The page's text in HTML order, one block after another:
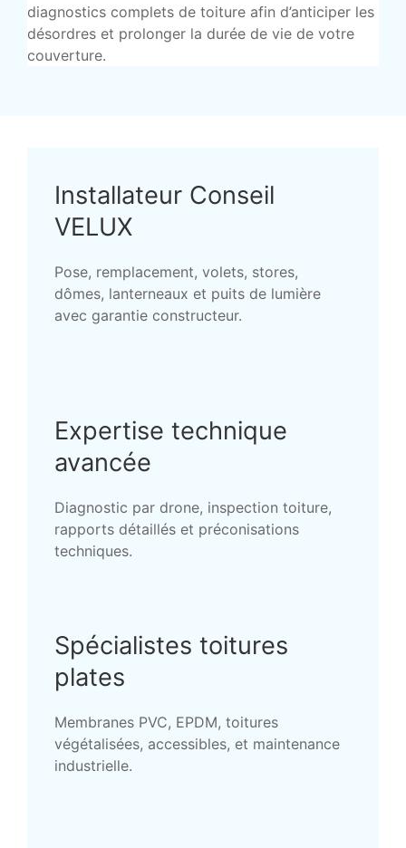
diagnostics complets de toiture afin d’anticiper les
désordres et prolonger la durée de vie de votre
couverture.
Installateur Conseil
VELUX
Pose, remplacement, volets, stores,
dômes, lanterneaux et puits de lumière
avec garantie constructeur.
Expertise technique
avancée
Diagnostic par drone, inspection toiture,
rapports détaillés et préconisations
techniques.
Spécialistes toitures
plates
Membranes PVC, EPDM, toitures
végétalisées, accessibles, et maintenance
industrielle.